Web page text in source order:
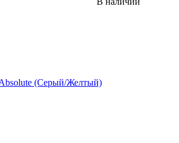
(Серый/Желтый)